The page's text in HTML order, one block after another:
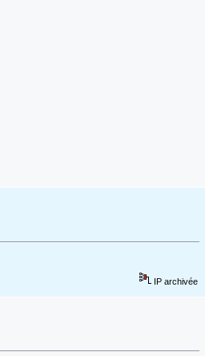
IP archivée